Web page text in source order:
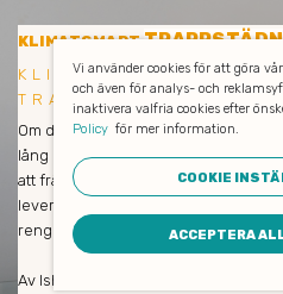
KLIMATSMART
KLIMATSMART OCH
TRAPPSTÄDNING I
Om du är nöjd så är vi också nöjda!
lång erfarenhet och städar enbart
att främja såväl dina medarbetares
lever i. De avlägsnar all smuts och
rengör verkligen på djupet.
Av Ishine som städföretag kan du
Vi använder cookies för att göra
och även för analys- och
inaktivera valfria cookies efter
Policy för mer information.
COOKIE
ACCEPTERA